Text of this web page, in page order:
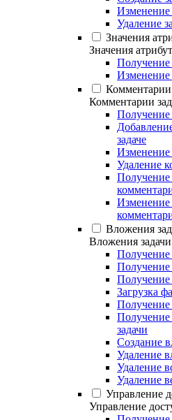
Изменение
Удаление
Значения
Значения
Получение
Изменение
Комментарии
Комментарии
Получение
задаче
Изменение
Удаление
Получение
Изменение
Вложения
Вложения задачи
Получение
Получение
Получение
Загрузка
Получение
Получение
задачи
Создание
Удаление
Удаление
Удаление
Управление
Управление